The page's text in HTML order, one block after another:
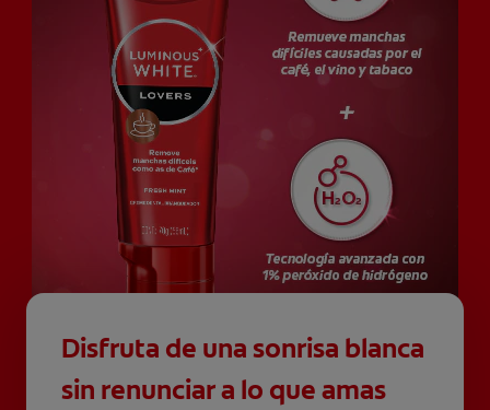
Disfruta de una sonrisa blanca
sin renunciar a lo que amas